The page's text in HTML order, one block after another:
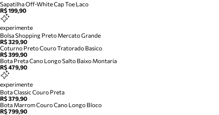
Sapatilha Off-White Cap Toe Laco
R$ 199,90
experimente
Bolsa Shopping Preto Mercato Grande
R$ 329,90
Coturno Preto Couro Tratorado Basico
R$ 399,90
Bota Preta Cano Longo Salto Baixo Montaria
R$ 479,90
experimente
Bota Classic Couro Preta
R$ 379,90
Bota Marrom Couro Cano Longo Bloco
R$ 799,90